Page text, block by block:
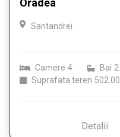
Oradea
Santandrei
Camere 4 Bai 2
Suprafata teren 502.00
Detalii